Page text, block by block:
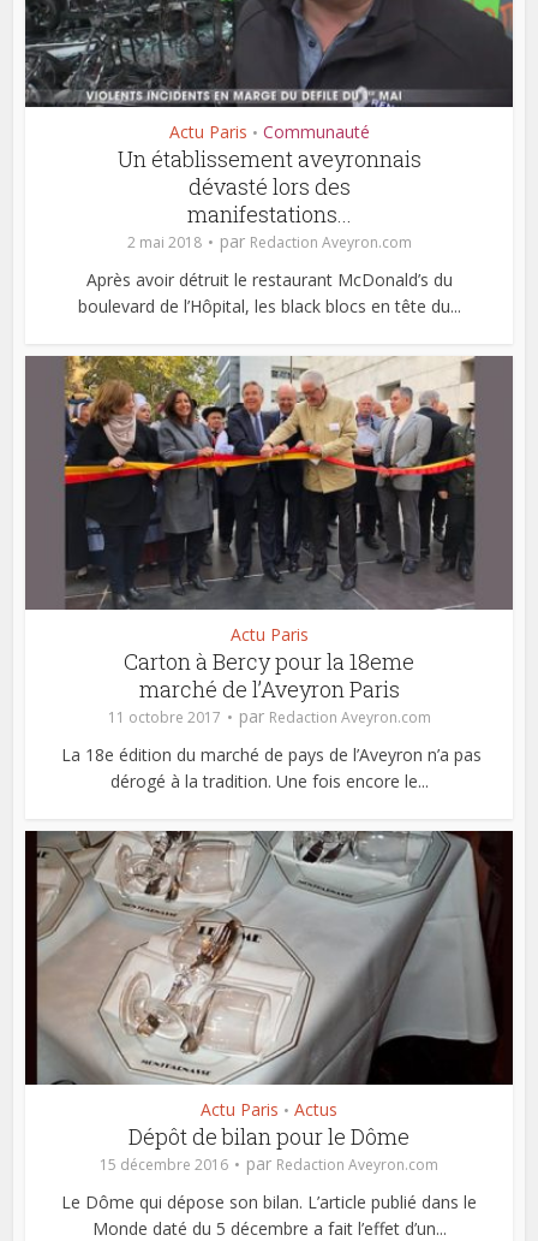
Actu Paris • Communauté
Un établissement aveyronnais
dévasté lors des
manifestations...
2 mai 2018 par Redaction Aveyron.com
Après avoir détruit le restaurant McDonald’s du
boulevard de l’Hôpital, les black blocs en tête du...
Actu Paris
Carton à Bercy pour la 18eme
marché de l’Aveyron Paris
11 octobre 2017 par Redaction Aveyron.com
La 18e édition du marché de pays de l’Aveyron n’a pas
dérogé à la tradition. Une fois encore le...
Actu Paris • Actus
Dépôt de bilan pour le Dôme
15 décembre 2016 par Redaction Aveyron.com
Le Dôme qui dépose son bilan. L’article publié dans le
Monde daté du 5 décembre a fait l’effet d’un...